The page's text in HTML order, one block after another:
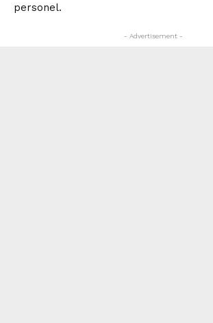
personel.
- Advertisement -